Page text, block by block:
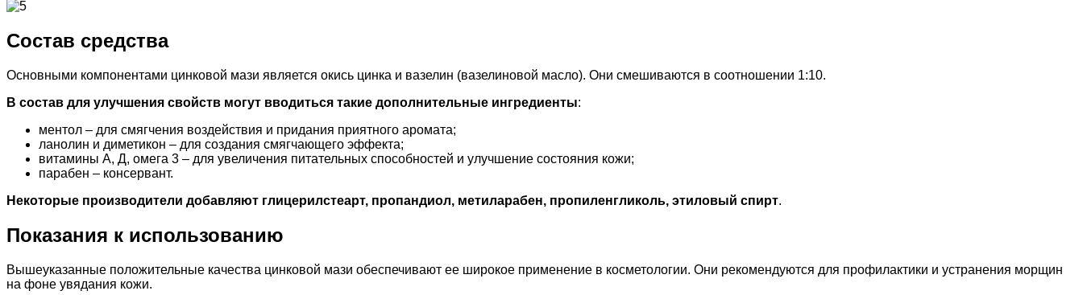
Состав средства
Основными компонентами цинковой мази является окись цинка и вазелин (вазелиновой масло). Они смешиваются в соотношении 1:10.
В состав для улучшения свойств могут вводиться такие дополнительные ингредиенты:
ментол – для смягчения воздействия и придания приятного аромата;
ланолин и диметикон – для создания смягчающего эффекта;
витамины А, Д, омега 3 – для увеличения питательных способностей и улучшение состояния кожи;
парабен – консервант.
Некоторые производители добавляют глицерилстеарт, пропандиол, метиларабен, пропиленгликоль, этиловый спирт.
Показания к использованию
Вышеуказанные положительные качества цинковой мази обеспечивают ее широкое применение в косметологии. Они рекомендуются для профилактики и устранения морщин
на фоне увядания кожи.